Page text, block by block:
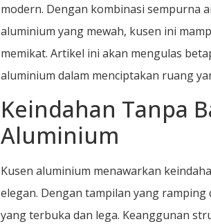
modern. Dengan kombinasi sempurna
aluminium yang mewah, kusen ini
memikat. Artikel ini akan mengulas
aluminium dalam menciptakan ruang
Keindahan Tanpa
Aluminium
Kusen aluminium menawarkan
elegan. Dengan tampilan yang
yang terbuka dan lega. Keanggunan